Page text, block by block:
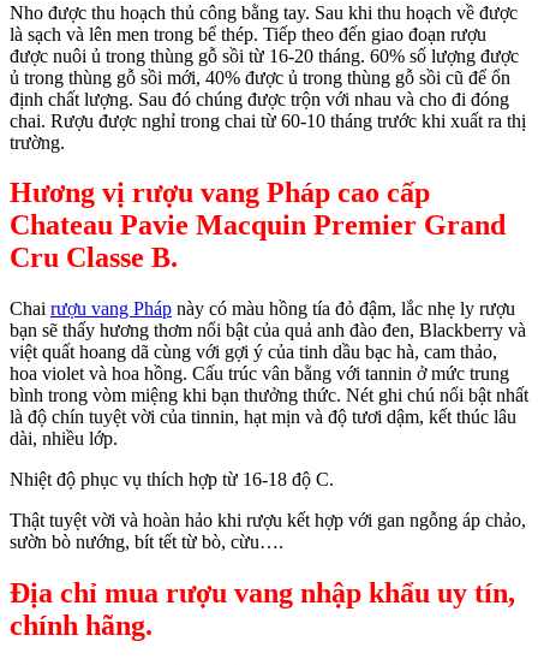
Nho được thu hoạch thủ công bằng tay. Sau khi thu hoạch về được
là sạch và lên men trong bể thép. Tiếp theo đến giao đoạn rượu
được nuôi ủ trong thùng gỗ sồi từ 16-20 tháng. 60% số lượng được
ủ trong thùng gỗ sồi mới, 40% được ủ trong thùng gỗ sồi cũ để ổn
định chất lượng. Sau đó chúng được trộn với nhau và cho đi đóng
chai. Rượu được nghỉ trong chai từ 60-10 tháng trước khi xuất ra thị
trường.
Hương vị rượu vang Pháp cao cấp
Chateau Pavie Macquin Premier Grand
Cru Classe B.
Chai rượu vang Pháp này có màu hồng tía đỏ đậm, lắc nhẹ ly rượu
bạn sẽ thấy hương thơm nổi bật của quả anh đào đen, Blackberry và
việt quất hoang dã cùng với gợi ý của tinh dầu bạc hà, cam thảo,
hoa violet và hoa hồng. Cấu trúc vân bằng với tannin ở mức trung
bình trong vòm miệng khi bạn thưởng thức. Nét ghi chú nổi bật nhất
là độ chín tuyệt vời của tinnin, hạt mịn và độ tươi dậm, kết thúc lâu
dài, nhiều lớp.
Nhiệt độ phục vụ thích hợp từ 16-18 độ C.
Thật tuyệt vời và hoàn hảo khi rượu kết hợp với gan ngỗng áp chảo,
sườn bò nướng, bít tết từ bò, cừu….
Địa chỉ mua rượu vang nhập khẩu uy tín,
chính hãng.